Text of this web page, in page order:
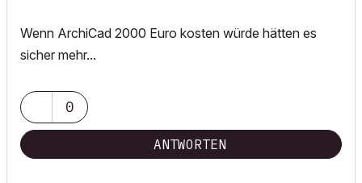
Wenn ArchiCad 2000 Euro kosten würde hätten es
sicher mehr...
0
ANTWORTEN